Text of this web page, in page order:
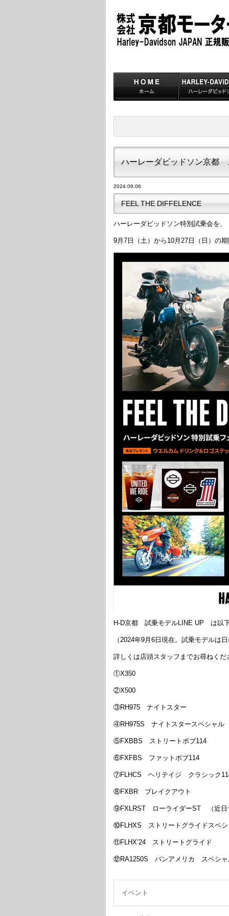
ハーレーダビッドソン京都
2024.09.06
FEEL THE DIFFELENCE
ハーレーダビッドソン特別試乗会を、
9月7日（土）から10月27日（日）の期
H-D京都 試乗モデルLINE UP は以下
（2024年9月6日現在。試乗モデルは
詳しくは店頭スタッフまでお尋ねくだ
①X350
②X500
③RH975 ナイトスター
④RH975S ナイトスタースペシャル
⑤FXBBS ストリートボブ114
⑥FXFBS ファットボブ114
⑦FLHCS ヘリテイジ クラシック
⑧FXBR ブレイクアウト
⑨FXLRST ローライダーST （近日
⑩FLHXS ストリートグライドスペシ
⑪FLHX’24 ストリートグライド
⑫RA1250S パンアメリカ スペシャ
イベント